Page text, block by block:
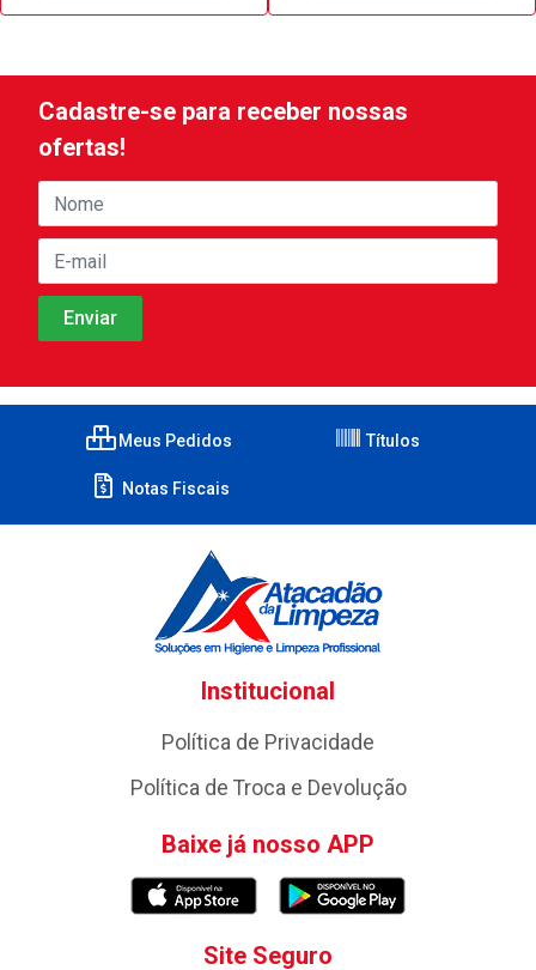
Cadastre-se para receber nossas
ofertas!
Meus Pedidos Títulos
Notas Fiscais
Institucional
Política de Privacidade
Política de Troca e Devolução
Baixe já nosso APP
Site Seguro